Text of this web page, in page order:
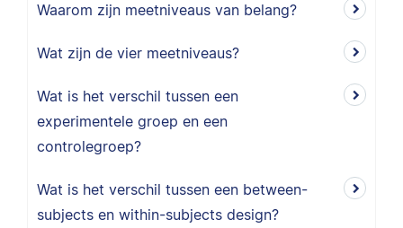
Waarom zijn meetniveaus van belang?
Wat zijn de vier meetniveaus?
Wat is het verschil tussen een
experimentele groep en een
controlegroep?
Wat is het verschil tussen een between-
subjects en within-subjects design?